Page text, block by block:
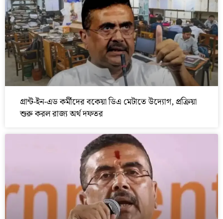
গ্রান্ট-ইন-এড কর্মীদের বকেয়া ডিএ মেটাতে উদ্যোগ, প্রক্রিয়া
শুরু করল রাজ্য অর্থ দফতর